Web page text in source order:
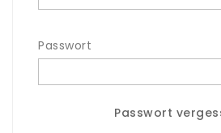
Passwort
Passwort